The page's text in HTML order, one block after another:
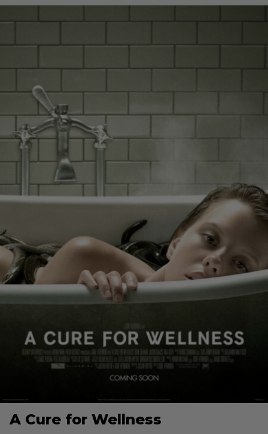
A Cure for Wellness